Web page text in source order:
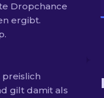
Dropchance
ergibt.
gilt damit als